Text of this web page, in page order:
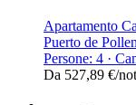
Apartamento
Puerto de
Persone: 4 ·
Da 527,89 €/